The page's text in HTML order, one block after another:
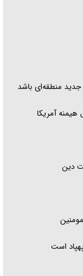
جدید منطقه‌ای باشد
هیمنه آمریکا
دین
است